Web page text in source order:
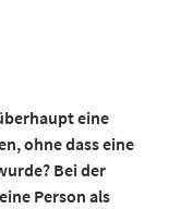
eine
ohne dass eine
Bei der
Person als